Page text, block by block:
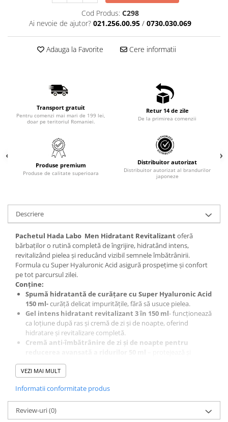
Cod Produs: C298
Ai nevoie de ajutor? 021.256.00.95 / 0730.030.069
Adauga la Favorite Cere informatii
Transport gratuit
Pentru comenzi mai mari de 199 lei,
doar pe teritoriul Romaniei.
Retur 14 de zile
De la primirea comenzii
Produse premium
Produse de calitate superioara
Distribuitor autorizat
Distribuitor autorizat al brandurilor
japoneze
Descriere
Pachetul Hada Labo Men Hidratant Revitalizantoferă
bărbaților o rutină completă de îngrijire, hidratând intens,
revitalizând pielea și reducând vizibil semnele îmbătrânirii.
Formula cu Super Hyaluronic Acid asigură prospețime și confort
pe tot parcursul zilei.
Conține:
Spumă hidratantă de curățare cu Super Hyaluronic Acid
150 ml-curăță delicat impuritățile, fără să usuce pielea.
Gel intens hidratant revitalizant 3 în 150 ml- funcționează
ca loțiune după ras și cremă de zi și de noapte, oferind
hidratare și revitalizare completă.
Cremă anti-îmbătrânire de zi și de noapte pentru
Recomandată și pentru pielea sensibilă.
Spumă hidratantă de curățare cu Super Hyaluronic Acid:
Aqua, Glycerin, Sodium Cocoyl Glycinate, Butylene Glycol,
Hydroxypropyl Starch Phosphate, Sodium C14-16 Olefin
Sulfonate, Cocamidopropyl Betaine, Decyl Glucoside, Citric Acid,
VEZI MAI MULT
Informatii conformitate produs
Review-uri(0)